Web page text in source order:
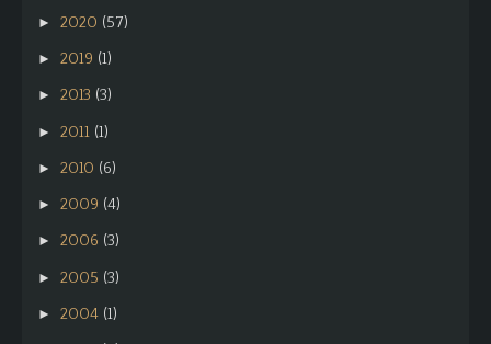
► 2020 (57)
► 2019 (1)
► 2013 (3)
► 2011 (1)
► 2010 (6)
► 2009 (4)
► 2006 (3)
► 2005 (3)
► 2004 (1)